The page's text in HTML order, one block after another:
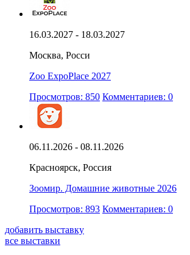
16.03.2027 - 18.03.2027
Москва, Росси
Zoo ExpoPlace 2027
Просмотров: 850 Комментариев: 0
06.11.2026 - 08.11.2026
Красноярск, Россия
Зоомир. Домашние животные 2026
Просмотров: 893 Комментариев: 0
добавить выставку
все выставки